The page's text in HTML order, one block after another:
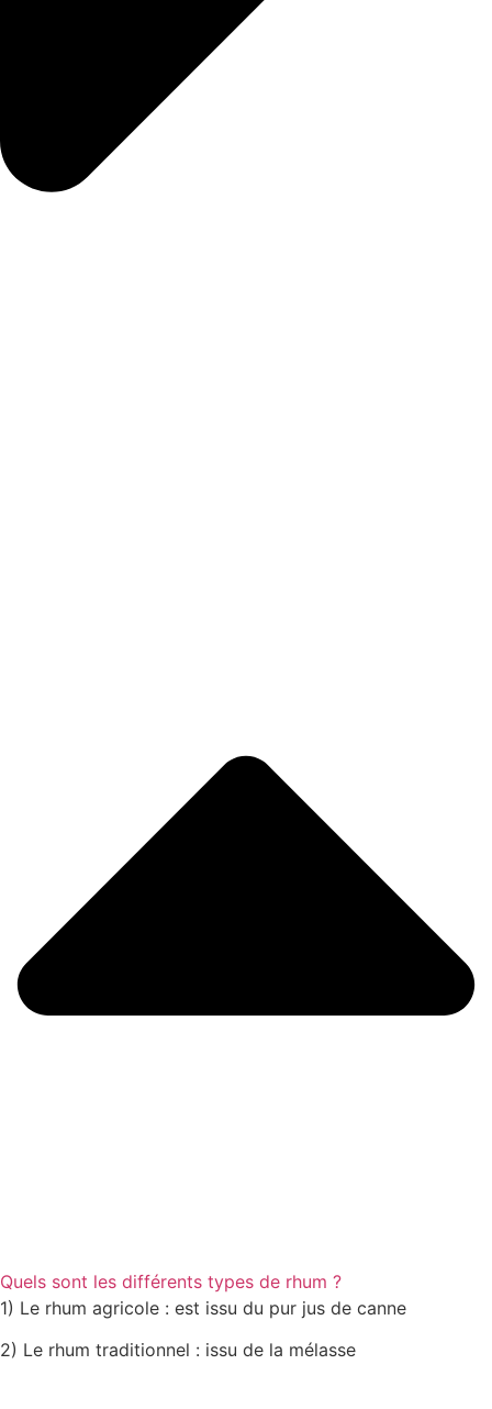
Quels sont les différents types de rhum ?
1) Le rhum agricole : est issu du pur jus de canne
2) Le rhum traditionnel : issu de la mélasse